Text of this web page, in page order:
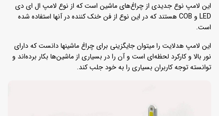
این لامپ نوع جدیدی از چراغ‌های ماشین است که از نوع لامپ ال ای دی
LED و COB هستند که در این نوع از فن خنک کننده در آنها استفاده شده
است.
این لامپ هدلایت را میتوان جایگزینی برای چراغ ماشینها دانست که دارای
نور بالا و کارکرد لحظه‌ای است و آن را در بسیاری از ماشین‌ها بکار برده‌اند و
توانسته توجه کاربران بسیاری را به خود جلب کند.